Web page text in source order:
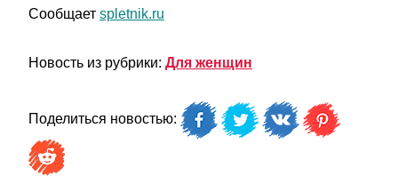
Сообщает spletnik.ru
Новость из рубрики: Для женщин
Поделиться новостью: